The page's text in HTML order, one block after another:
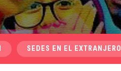
SEDES EN EL EXTRANJERO